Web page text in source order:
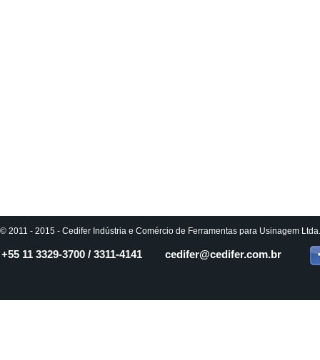
© 2011 - 2015 - Cedifer Indústria e Comércio de Ferramentas para Usinagem
+55 11 3329-3700 / 3311-4141 cedifer@cedifer.com.br